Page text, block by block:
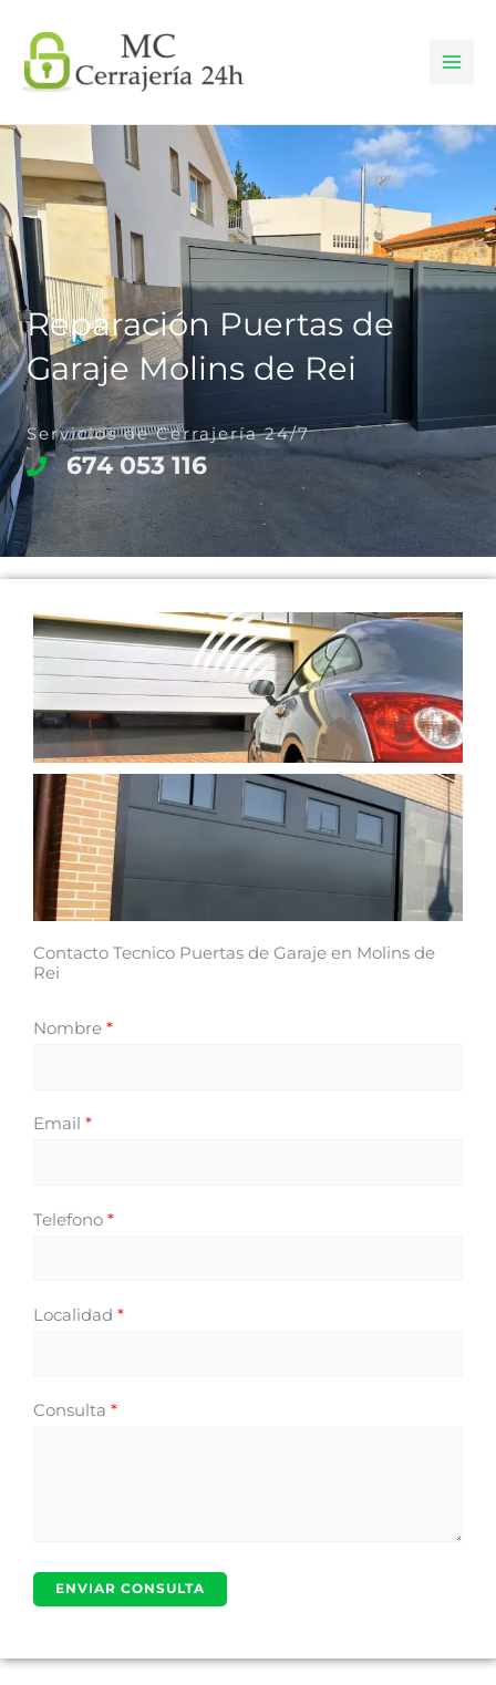
contenido
Reparación Puertas de
Garaje Molins de Rei
Servicios de Cerrajería 24/7
674 053 116
Contacto Tecnico Puertas de Garaje en Molins de
Rei
Nombre *
Email *
Telefono *
Localidad *
Consulta *